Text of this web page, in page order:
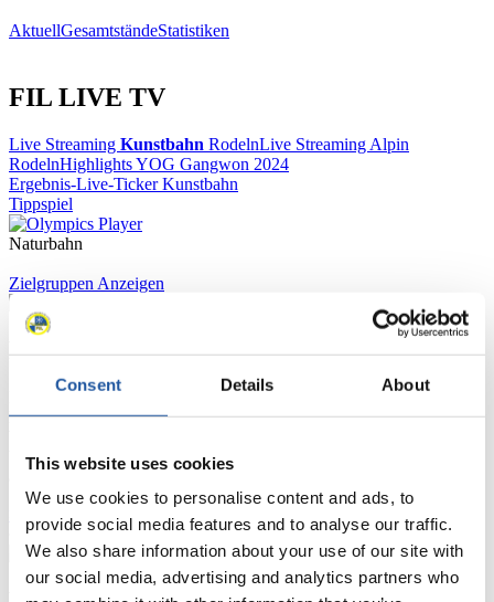
Consent Details About
This website uses cookies
We use cookies to personalise content and ads, to
provide social media features and to analyse our traffic.
We also share information about your use of our site with
our social media, advertising and analytics partners who
AktuellGesamtständeStatistiken
FIL LIVE TV
Live Streaming Kunstbahn RodelnLive Streaming Alpin
RodelnHighlights YOG Gangwon 2024
Ergebnis-Live-Ticker Kunstbahn
Tippspiel
Naturbahn
Zielgruppen Anzeigen
Für Presse- und Medienvertreter
Hier finden Sie Informationen für Presse- und Medienvertreter. Sie
haben Zugriff auf Athletenbiographien und Informationen zu
beantragen, die Grundregeln des Rennrodelsports einsehen und
>> Weiter